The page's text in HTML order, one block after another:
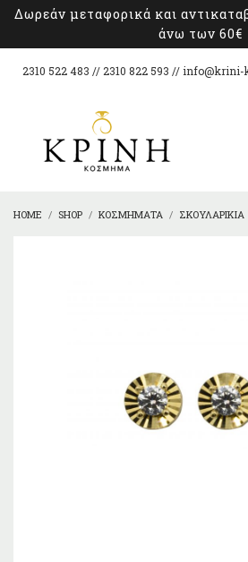
Δωρεάν μεταφορικά και
άνω των 60€
2310 522 483 // 2310 822 593 // info@krini-
HOME SHOP ΚΟΣΜΉΜΑΤΑ ΣΚΟΥΛΑΡΊΚΙΑ